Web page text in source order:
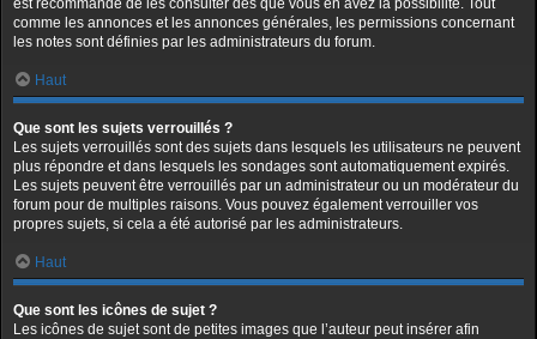
est recommandé de les consulter dès que vous en avez la possibilité. Tout
comme les annonces et les annonces générales, les permissions concernant
les notes sont définies par les administrateurs du forum.
Haut
Que sont les sujets verrouillés ?
Les sujets verrouillés sont des sujets dans lesquels les utilisateurs ne peuvent
plus répondre et dans lesquels les sondages sont automatiquement expirés.
Les sujets peuvent être verrouillés par un administrateur ou un modérateur du
forum pour de multiples raisons. Vous pouvez également verrouiller vos
propres sujets, si cela a été autorisé par les administrateurs.
Haut
Que sont les icônes de sujet ?
Les icônes de sujet sont de petites images que l’auteur peut insérer afin